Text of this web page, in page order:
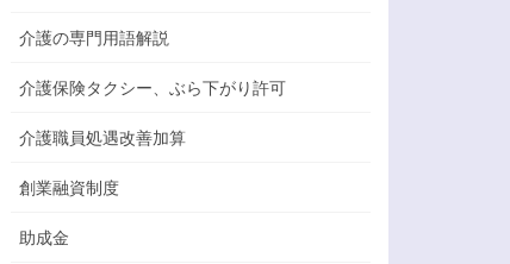
介護の専門用語解説
介護保険タクシー、ぶら下がり許可
介護職員処遇改善加算
創業融資制度
助成金